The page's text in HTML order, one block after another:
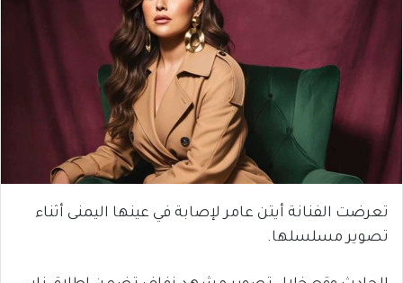
تعرضت الفنانة أيتن عامر لإصابة في عينها اليمنى أثناء
تصوير مسلسلها.